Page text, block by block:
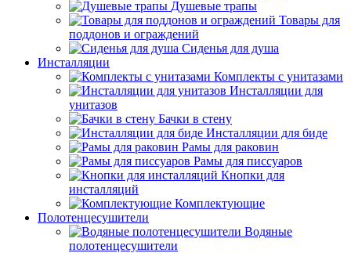
Душевые трапы
Товары для
поддонов и ограждений
Сиденья для душа
Инсталляции
Комплекты с унитазами
Инсталляции для
унитазов
Бачки в стену
Инсталляции для биде
Рамы для раковин
Рамы для писсуаров
Кнопки для
инсталляций
Комплектующие
Полотенцесушители
Водяные
полотенцесушители